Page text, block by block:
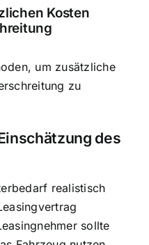
Kosten
um zusätzliche
zu
des
realistisch
sollte